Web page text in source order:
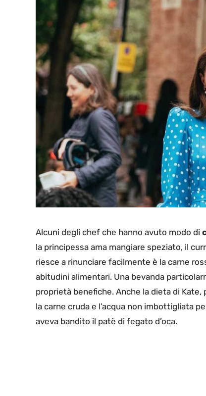
Alcuni degli chef che hanno avuto modo di
la principessa ama mangiare speziato, il
riesce a rinunciare facilmente è la carne
abitudini alimentari. Una bevanda
proprietà benefiche. Anche la dieta di
la carne cruda e l’acqua non imbottigliata
aveva bandito il patè di fegato d’oca.